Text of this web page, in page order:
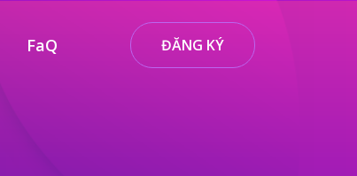
FaQ ĐĂNG KÝ